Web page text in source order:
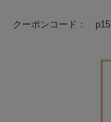
クーポンコード： p15